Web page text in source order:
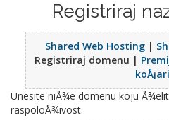
Registriraj
Shared Web Hosting|
Registriraj domenu |
Unesite niÅ¾e domenu koju
raspoloÅ¾ivost.